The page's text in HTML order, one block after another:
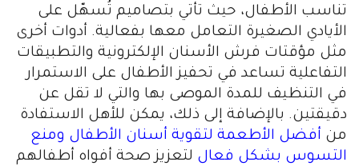
تناسب الأطفال، حيث تأتي بتصاميم تُسهّل على
الأيادي الصغيرة التعامل معها بفعالية. أدوات أخرى
مثل مؤقتات فرش الأسنان الإلكترونية والتطبيقات
التفاعلية تساعد في تحفيز الأطفال على الاستمرار
في التنظيف للمدة الموصى بها والتي لا تقل عن
دقيقتين. بالإضافة إلى ذلك، يمكن للأهل الاستفادة
من أفضل الأطعمة لتقوية أسنان الأطفال ومنع
التسوس بشكل فعال لتعزيز صحة أفواه أطفالهم